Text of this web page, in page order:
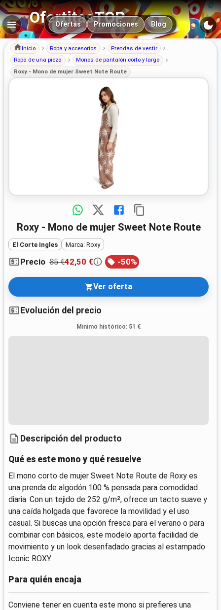
OfertitasTOP
Navegación principal
Ofertas Promociones Blog
Inicio Ropa y accesorios
Prendas de vestir
Ropa de una pieza
Monos de pantalón corto y largo
Roxy - Mono de mujer Sweet Note Route
Roxy - Mono de mujer Sweet Note Route
El Corte Ingles Marca: Roxy
Precio 85 €42,50 € -50%
Ver oferta
Evolución del precio
Mínimo histórico: 51 €
Descripción del producto
Qué es este mono y qué resuelve
El mono corto de mujer Sweet Note Route de Roxy es
una prenda de algodón 100 % pensada para comodidad
diaria. Con un tejido de 252 g/m², ofrece un tacto suave y
una caída holgada que favorece la movilidad y el uso
casual. Si buscas una opción fresca para el verano o para
combinar con básicos, este modelo aporta facilidad de
movimiento y un look desenfadado gracias al estampado
Iconic ROXY.
Para quién encaja
Conviene tener en cuenta este mono si prefieres una